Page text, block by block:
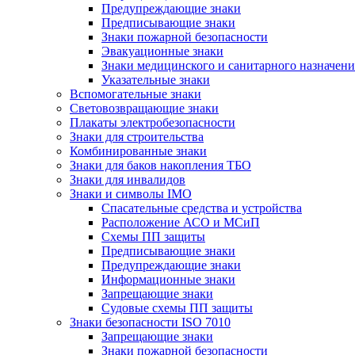
Предупреждающие знаки
Предписывающие знаки
Знаки пожарной безопасности
Эвакуационные знаки
Знаки медицинского и санитарного
Указательные знаки
Вспомогательные знаки
Световозвращающие знаки
Плакаты электробезопасности
Знаки для строительства
Комбинированные знаки
Знаки для баков накопления ТБО
Знаки для инвалидов
Знаки и символы IMO
Спасательные средства и устройства
Расположение АСО и МСиП
Схемы ПП защиты
Предписывающие знаки
Предупреждающие знаки
Информационные знаки
Запрещающие знаки
Судовые схемы ПП защиты
Знаки безопасности ISO 7010
Запрещающие знаки
Знаки пожарной безопасности